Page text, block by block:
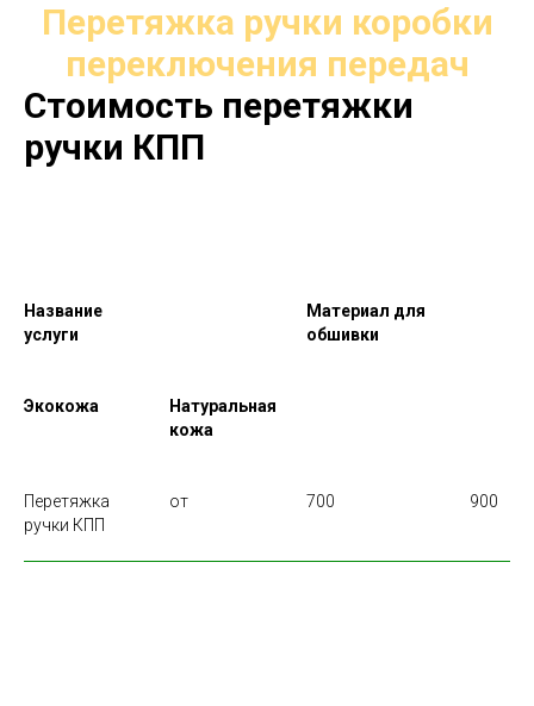
Перетяжка ручки коробки
переключения передач
Стоимость перетяжки
ручки КПП
Название
услуги
Материал для
обшивки
Экокожа
Натуральная
кожа
Перетяжка
ручки КПП
от 700 900